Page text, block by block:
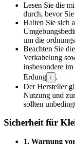
Lesen Sie die
durch, bevor
Halten Sie sich
um die
Beachten Sie
Verkabelung
insbesondere
Erdung i
.
Der Hersteller
Nutzung und
sollten
Sicherheit für
1. Warnung